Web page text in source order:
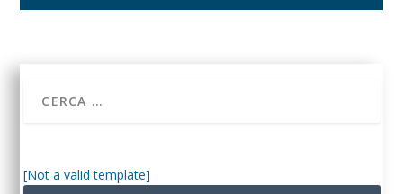
[Not a valid template]